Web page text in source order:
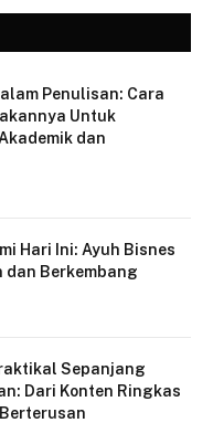
Penulisan: Cara
Untuk
dan
Hari Ini: Ayuh Bisnes
dan Berkembang
Sepanjang
Dari Konten Ringkas